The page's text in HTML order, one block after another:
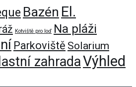
Bazén El.
Kotviště pro loď Na pláži
Parkoviště Solarium
zahradaVýhled